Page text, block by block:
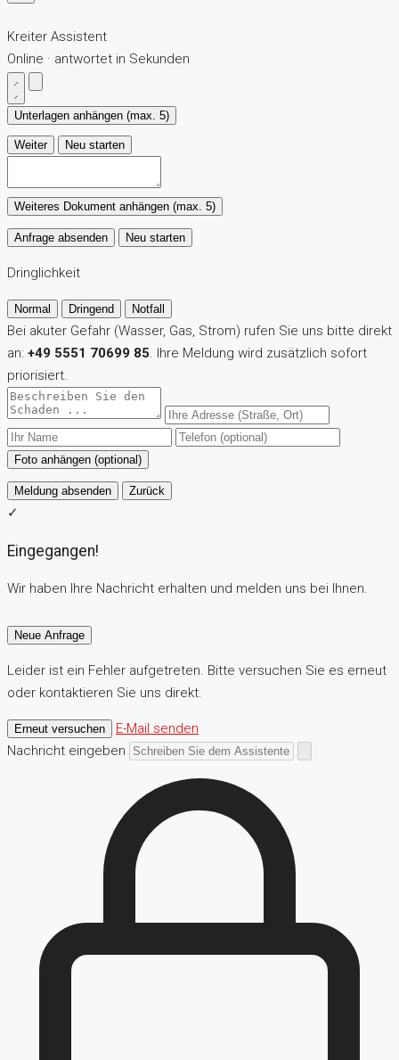
Kreiter Assistent
Online · antwortet in Sekunden
Unterlagen anhängen (max. 5)
Weiter Neu starten
Weiteres Dokument anhängen (max. 5)
Anfrage absenden Neu starten
Dringlichkeit
Normal Dringend Notfall
Bei akuter Gefahr (Wasser, Gas, Strom) rufen Sie uns bitte direkt
an: +49 5551 70699 85. Ihre Meldung wird zusätzlich sofort
priorisiert.
Foto anhängen (optional)
Meldung absenden Zurück
✓
Eingegangen!
Wir haben Ihre Nachricht erhalten und melden uns bei Ihnen.
Neue Anfrage
Leider ist ein Fehler aufgetreten. Bitte versuchen Sie es erneut
oder kontaktieren Sie uns direkt.
Erneut versuchen
E-Mail senden
Nachricht eingeben